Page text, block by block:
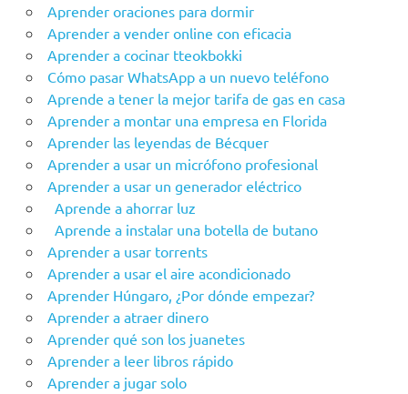
Aprender oraciones para dormir
Aprender a vender online con eficacia
Aprender a cocinar tteokbokki
Cómo pasar WhatsApp a un nuevo teléfono
Aprende a tener la mejor tarifa de gas en casa
Aprender a montar una empresa en Florida
Aprender las leyendas de Bécquer
Aprender a usar un micrófono profesional
Aprender a usar un generador eléctrico
Aprende a ahorrar luz
Aprende a instalar una botella de butano
Aprender a usar torrents
Aprender a usar el aire acondicionado
Aprender Húngaro, ¿Por dónde empezar?
Aprender a atraer dinero
Aprender qué son los juanetes
Aprender a leer libros rápido
Aprender a jugar solo